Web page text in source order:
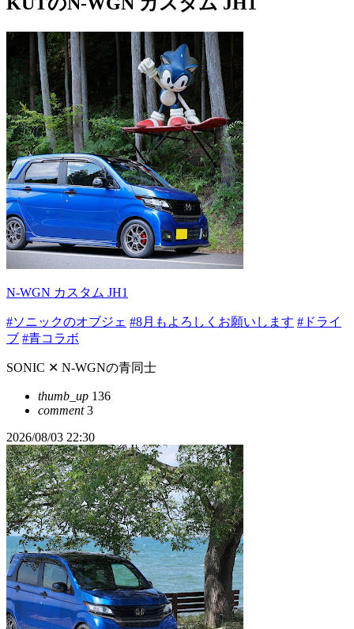
N-WGN カスタム JH1
#ソニックのオブジェ #8月もよろしくお願いします #ドライ
ブ #青コラボ
SONIC ✕ N-WGNの青同士
thumb_up 136
comment3
2026/08/03 22:30